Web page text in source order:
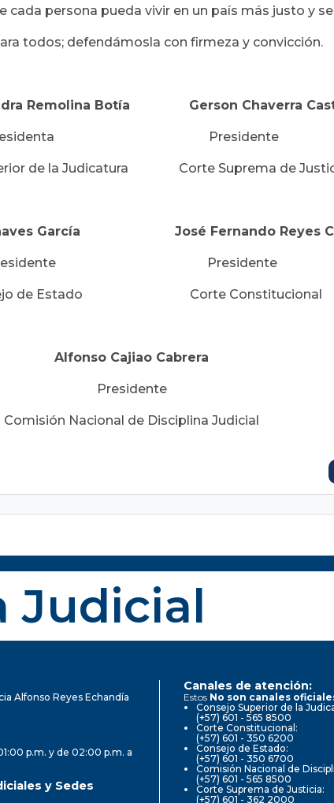
cada persona pueda vivir en un país más justo y
todos; defendámosla con firmeza y convicción.
Remolina Botía Gerson Chaverra
Presidente
de la Judicatura Corte Suprema de
García José Fernando Reyes
Presidente
de Estado Corte Constitucional
Alfonso Cajiao Cabrera
Presidente
Comisión Nacional de Disciplina Judicial
Judicial
Alfonso Reyes Echandía
p.m. y de 02:00 p.m. a
y Sedes
Canales de atención:
Estos No son canales
Consejo Superior de la
(+57) 601 - 565 8500
Corte Constitucional:
(+57) 601 - 350 6200
Consejo de Estado:
(+57) 601 - 350 6700
Comisión Nacional de
(+57) 601 - 565 8500
Corte Suprema de Justicia:
(+57) 601 - 362 2000